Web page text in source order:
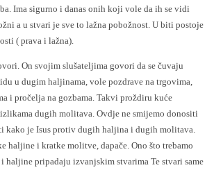
Ima sigurno i danas onih koji vole da ih se vidi
a u stvari je sve to lažna pobožnost. U biti postoje
( prava i lažna).
On svojim slušateljima govori da se čuvaju
u dugim haljinama, vole pozdrave na trgovima,
i pročelja na gozbama. Takvi proždiru kuće
dugih molitava. Ovdje ne smijemo donositi
kako je Isus protiv dugih haljina i dugih molitava.
haljine i kratke molitve, dapače. Ono što trebamo
haljine pripadaju izvanjskim stvarima Te stvari same